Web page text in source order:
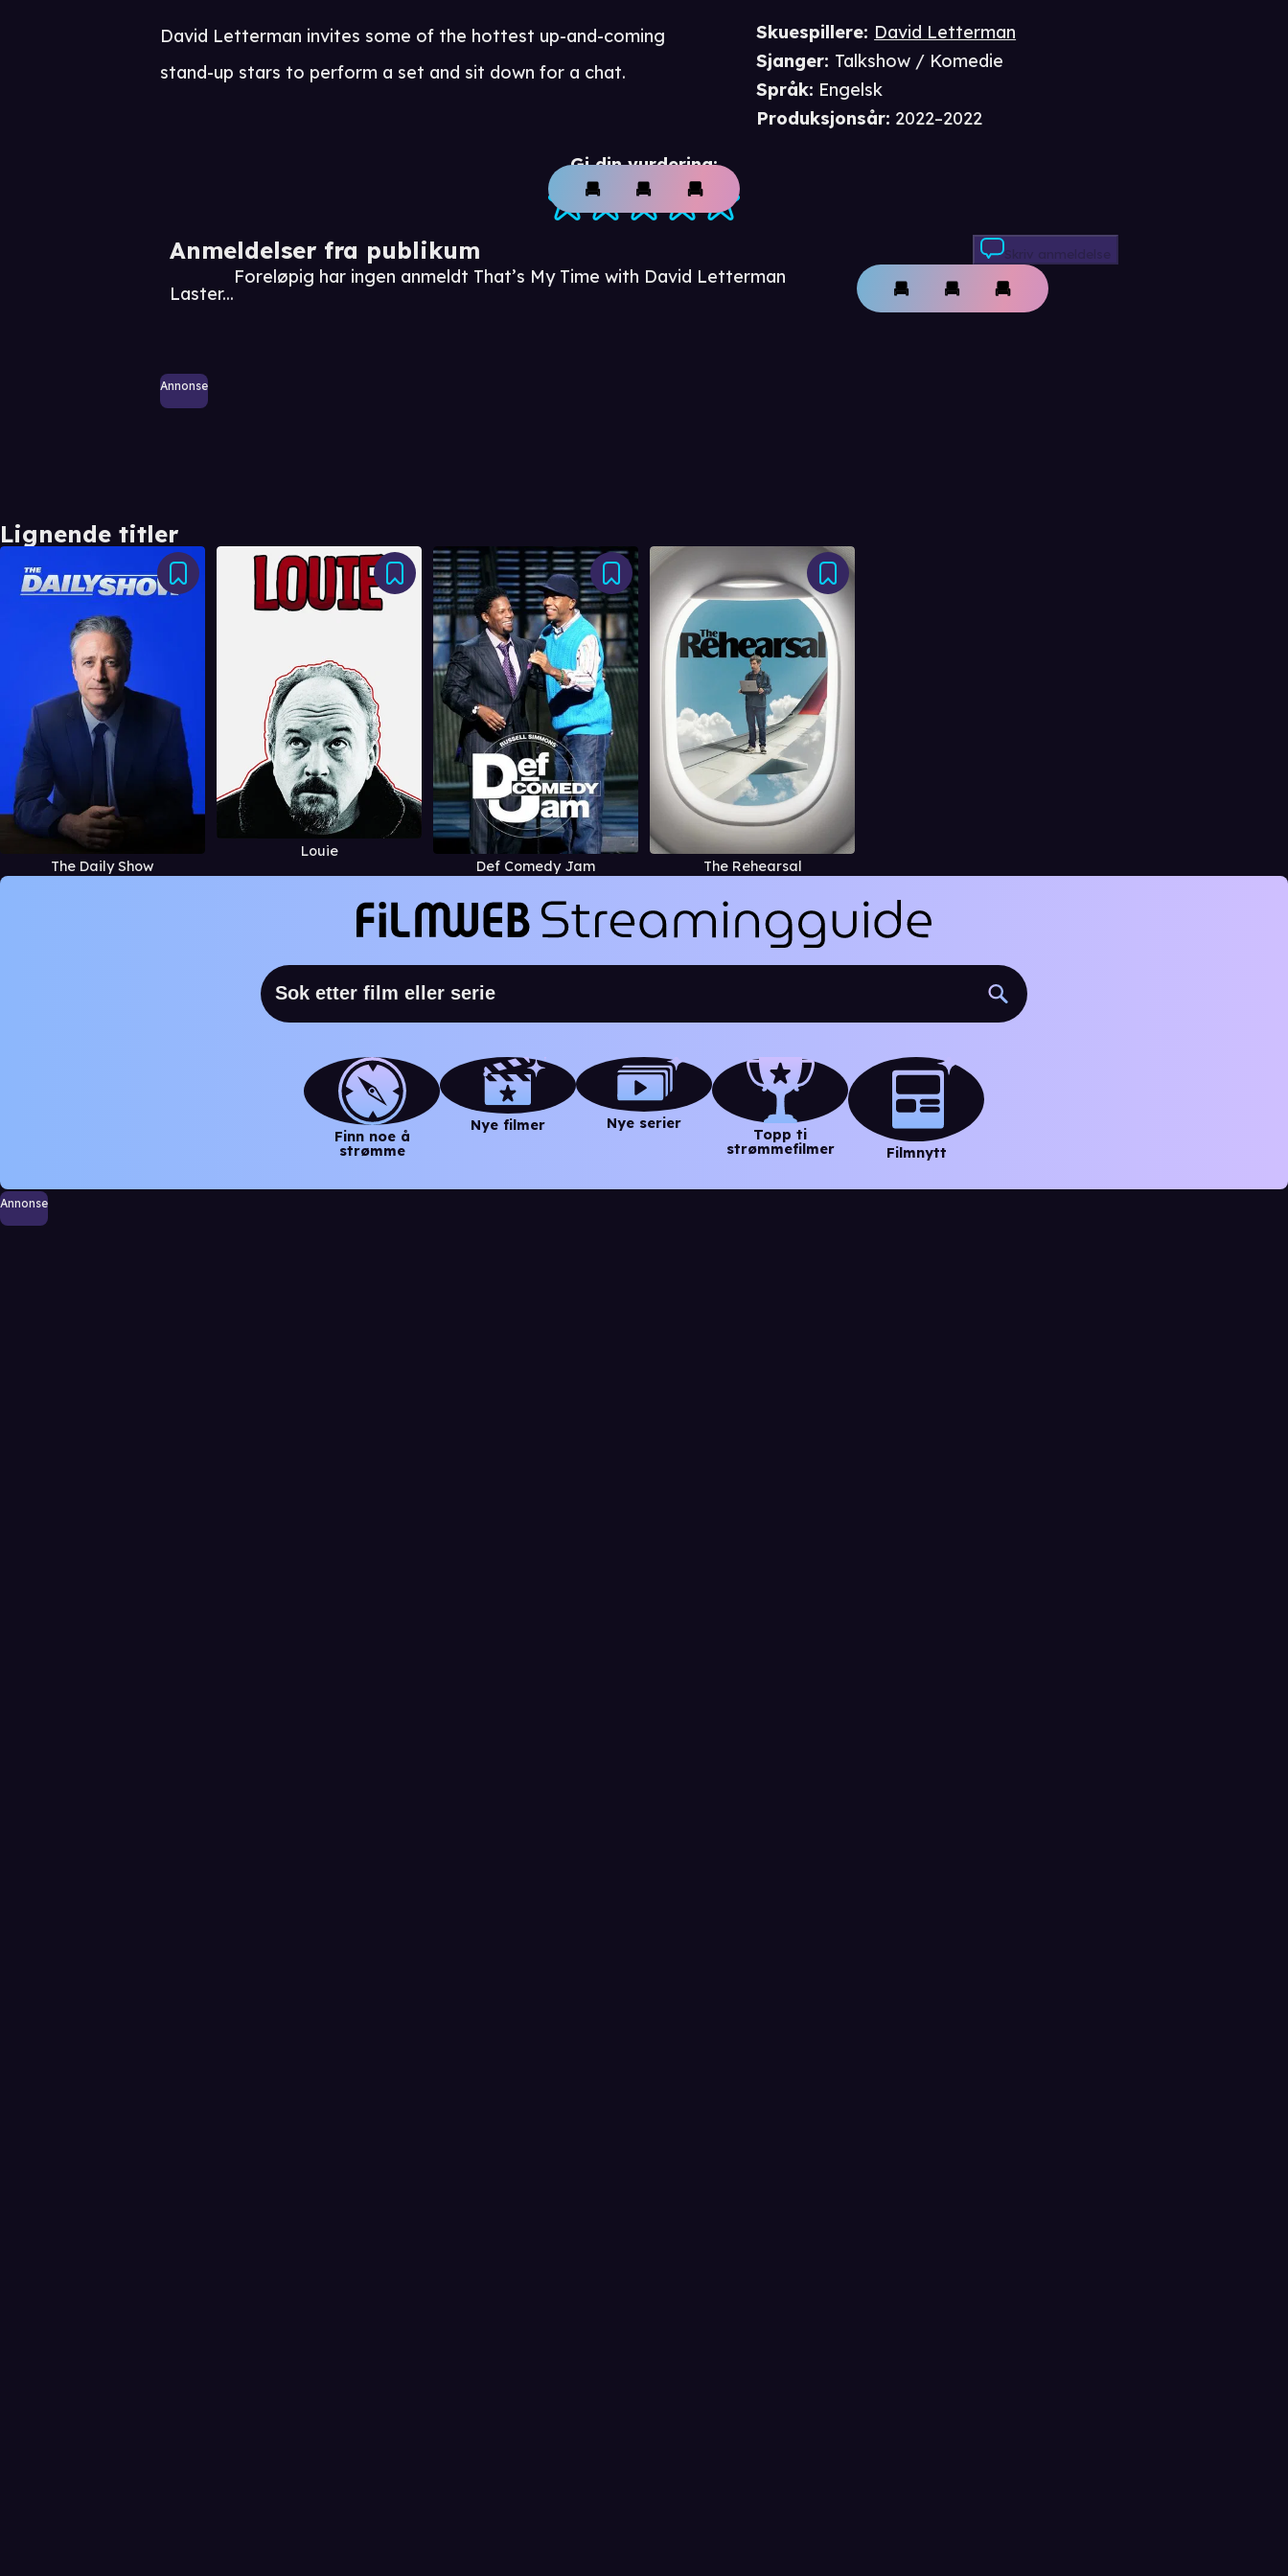
Gi din vurdering:
Anmeldelser fra publikum
Laster...
Foreløpig har ingen anmeldt That’s My Time with David Letterman
Skriv anmeldelse
Annonse
Skuespillere: David Letterman
Sjanger: Talkshow / Komedie
Språk: Engelsk
Produksjonsår: 2022–2022
David Letterman invites some of the hottest up-and-coming
stand-up stars to perform a set and sit down for a chat.
Lignende titler
The Daily Show
Louie
Def Comedy Jam
The Rehearsal
Finn noe å
strømme
Nye filmer Nye serier
Topp ti
strømmefilmer
Filmnytt
Annonse